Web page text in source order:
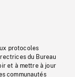
protocoles
du Bureau
et à mettre à jour
communautés